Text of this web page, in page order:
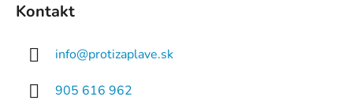
Kontakt
info@protizaplave.sk
905 616 962